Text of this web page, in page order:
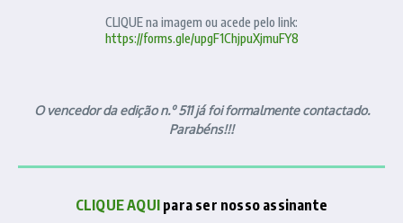
CLIQUE na imagem ou acede pelo link:
https://forms.gle/upgF1ChjpuXjmuFY8
O vencedor da edição n.º 511 já foi formalmente contactado.
Parabéns!!!
CLIQUE AQUI para ser nosso assinante